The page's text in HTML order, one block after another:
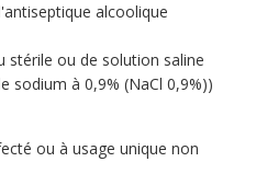
alcoolique
stérile ou de solution saline
sodium à 0,9% (NaCl 0,9%))
ou à usage unique non